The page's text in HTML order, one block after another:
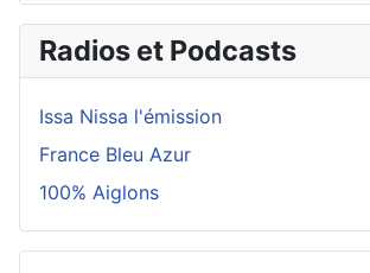
Radios et Podcasts
Issa Nissa l'émission
France Bleu Azur
100% Aiglons